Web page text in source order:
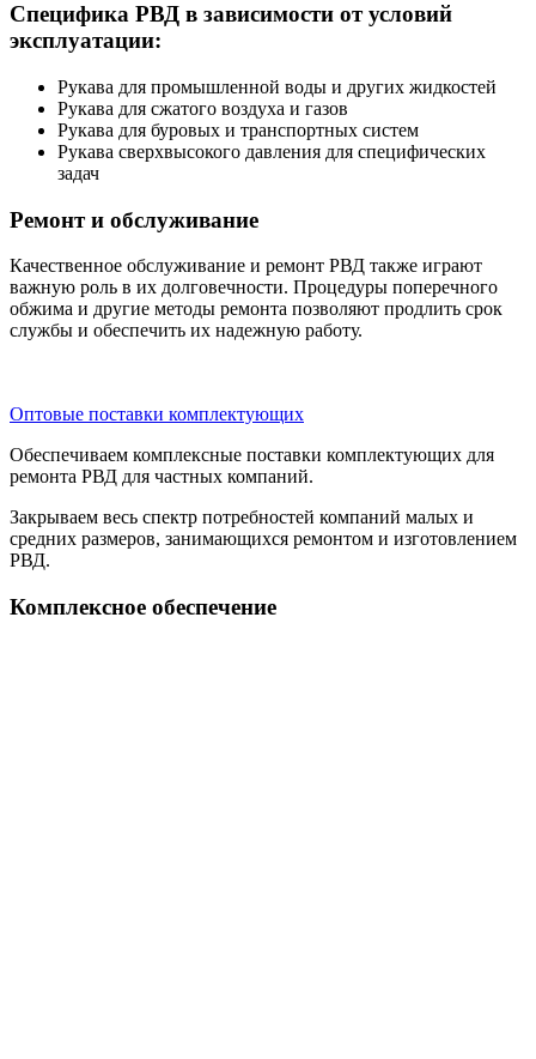
Специфика РВД в зависимости от условий
эксплуатации:
Рукава для промышленной воды и других жидкостей
Рукава для сжатого воздуха и газов
Рукава для буровых и транспортных систем
Рукава сверхвысокого давления для специфических
задач
Ремонт и обслуживание
Качественное обслуживание и ремонт РВД также играют
важную роль в их долговечности. Процедуры поперечного
обжима и другие методы ремонта позволяют продлить срок
службы и обеспечить их надежную работу.
Оптовые поставки комплектующих
Обеспечиваем комплексные поставки комплектующих для
ремонта РВД для частных компаний.
Закрываем весь спектр потребностей компаний малых и
средних размеров, занимающихся ремонтом и изготовлением
РВД.
Комплексное обеспечение